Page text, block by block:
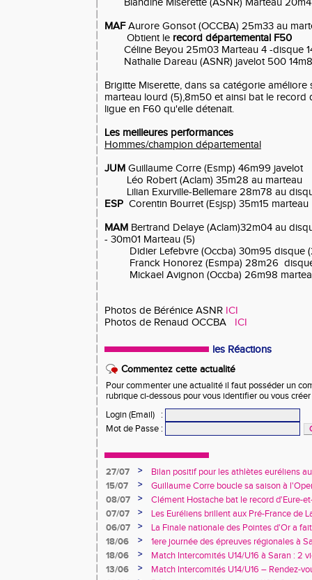
Blandine Miserette (ASNR) Marteau
MAFAurore Gonsot (OCCBA) 25m33 au
Obtient le record départemental F50
Céline Beyou 25m03 Marteau 4 -disque
Nathalie Dareau (ASNR) javelot 500
Brigitte Miserette, dans sa catégorie
marteau lourd (5),8m50 et ainsi bat le record
ligue en F60 qu'elle détenait.
Les meilleures performances
Hommes/champion départemental
JUM Guillaume Corre (Esmp) 46m99 javelot
Léo Robert (Aclam) 35m28 au marteau
Lilian Exurville-Bellemare 28m78 au
ESP Corentin Bourret (Esjsp) 35m15 marteau
MAM Bertrand Delaye (Aclam)32m04 au
- 30m01 Marteau (5)
Didier Lefebvre (Occba) 30m95 disque
Franck Honorez (Esmpa) 28m26 disque
Mickael Avignon (Occba) 26m98
Photos de Bérénice ASNR ICI
Photos de Renaud OCCBA ICI
les Réactions
Commentez cette actualité
Pour commenter une actualité il faut posséder un
rubrique ci-dessous pour vous identifier ou vous
Login (Email)
:
Mot de Passe :
27/07 >
Bilan positif pour les athlètes euréliens
France de Charléty et d'Albi
15/07 >
Guillaume Corre boucle sa saison à
08/07
>
Clément Hostache bat le record d'Eure-
07/07
>
Les Euréliens brillent aux Pré-France de
06/07
>
La Finale nationale des Pointes d'Or a
de Dreux
18/06 >
1ere journée des épreuves régionales à
18/06
>
Match Intercomités U14/U16 à Saran : 2
féminines
13/06 >
Match Intercomités U14/U16 – Rendez-